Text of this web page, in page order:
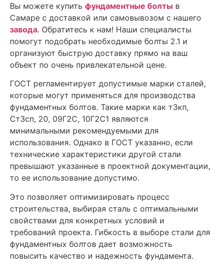
Вы можете купить фундаментные болты в
Самаре с доставкой или самовывозом с нашего
завода. Обратитесь к нам! Наши специалисты
помогут подобрать необходимые болты 2.1 и
организуют быструю доставку прямо на ваш
объект по очень привлекательной цене.
ГОСТ регламентирует допустимые марки сталей,
которые могут применяться для производства
фундаментных болтов. Такие марки как т3кп,
Ст3сп, 20, 09Г2С, 10Г2С1 являются
минимальными рекомендуемыми для
использования. Однако в ГОСТ указанно, если
технические характеристики другой стали
превышают указанные в проектной документации,
то ее использование допустимо.
Это позволяет оптимизировать процесс
строительства, выбирая сталь с оптимальными
свойствами для конкретных условий и
требований проекта. Гибкость в выборе стали для
фундаментных болтов дает возможность
повысить качество и надежность фундамента.